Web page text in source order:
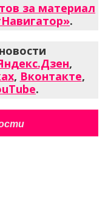
за материал
.
,
, Вконтакте,
.